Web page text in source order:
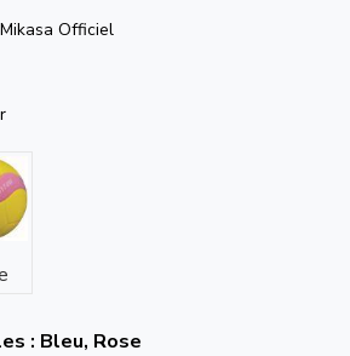
Officiel
: Bleu, Rose